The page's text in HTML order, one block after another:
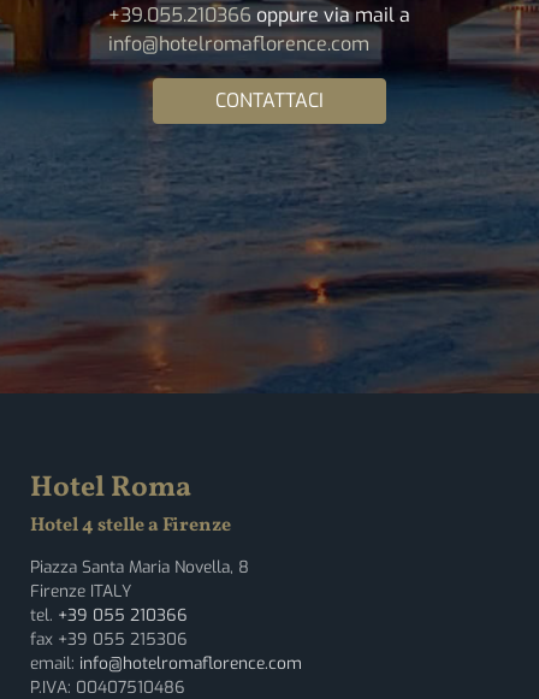
+39.055.210366 oppure via mail a
info@hotelromaflorence.com
CONTATTACI
Hotel Roma
Hotel 4 stelle a Firenze
Piazza Santa Maria Novella, 8
Firenze ITALY
tel. +39 055 210366
fax +39 055 215306
email: info@hotelromaflorence.com
P.IVA: 00407510486